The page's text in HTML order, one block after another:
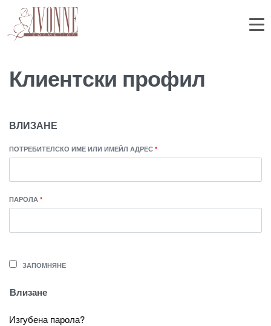
Клиентски профил
ВЛИЗАНЕ
ПОТРЕБИТЕЛСКО ИМЕ ИЛИ ИМЕЙЛ АДРЕС *
ПАРОЛА *
ЗАПОМНЯНЕ
Влизане
Изгубена парола?